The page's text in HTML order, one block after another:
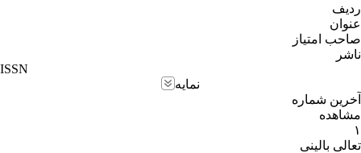
ردیف
عنوان
صاحب امتیاز
ناشر
ISSN
نمایه
آخرین شماره
مشاهده
۱
تعالی بالینی